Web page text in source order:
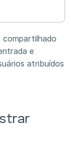
compartilhado
e
atribuídos